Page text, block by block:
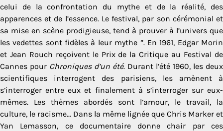
celui de la confrontation du mythe et de la réalité, des
apparences et de l’essence. Le festival, par son cérémonial et
sa mise en scène prodigieuse, tend à prouver à l’univers que
les vedettes sont fidèles à leur mythe ”. En 1961, Edgar Morin
et Jean Rouch reçoivent le Prix de la Critique au Festival de
Cannes pour Chroniques d’un été. Durant l’été 1960, les deux
scientifiques interrogent des parisiens, les amènent à
s’interroger entre eux et finalement à s’interroger sur eux-
mêmes. Les thèmes abordés sont l’amour, le travail, la
culture, le racisme… Dans la même lignée que Chris Marker et
Yan Lemasson, ce documentaire donne chair par ces